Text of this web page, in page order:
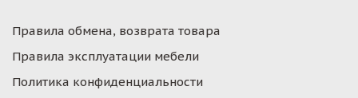
Правила обмена, возврата товара
Правила эксплуатации мебели
Политика конфиденциальности